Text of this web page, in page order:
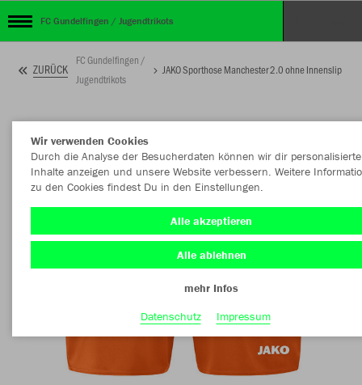
FC Gundelfingen / Jugendtrikots
ZURÜCK
FC Gundelfingen /
Jugendtrikots
JAKO Sporthose Manchester 2.0 ohne Innenslip
Wir verwenden Cookies
Durch die Analyse der Besucherdaten können wir dir personalisierte
Inhalte anzeigen und unsere Website verbessern. Weitere
zu den Cookies findest Du in den Einstellungen.
Alle akzeptieren
Alle ablehnen
mehr Infos
Datenschutz
Impressum